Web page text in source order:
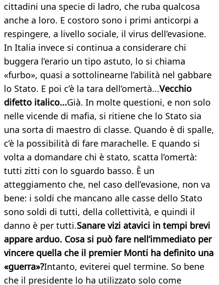
cittadini una specie di ladro, che ruba qualcosa
anche a loro. E costoro sono i primi anticorpi a
respingere, a livello sociale, il virus dell’evasione.
In Italia invece si continua a considerare chi
buggera l’erario un tipo astuto, lo si chiama
«furbo», quasi a sottolinearne l’abilità nel gabbare
lo Stato. E poi c’è la tara dell’omertà...Vecchio
difetto italico...Già. In molte questioni, e non solo
nelle vicende di mafia, si ritiene che lo Stato sia
una sorta di maestro di classe. Quando è di spalle,
c’è la possibilità di fare marachelle. E quando si
volta a domandare chi è stato, scatta l’omertà:
tutti zitti con lo sguardo basso. È un
atteggiamento che, nel caso dell’evasione, non va
bene: i soldi che mancano alle casse dello Stato
sono soldi di tutti, della collettività, e quindi il
danno è per tutti.Sanare vizi atavici in tempi brevi
appare arduo. Cosa si può fare nell’immediato per
vincere quella che il premier Monti ha definito una
«guerra»?Intanto, eviterei quel termine. So bene
che il presidente lo ha utilizzato solo come